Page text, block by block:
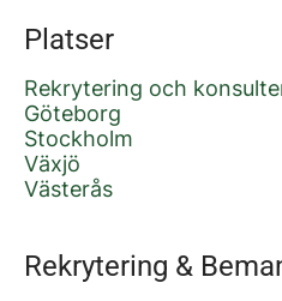
Platser
Rekrytering och
Göteborg
Stockholm
Växjö
Västerås
Rekrytering &